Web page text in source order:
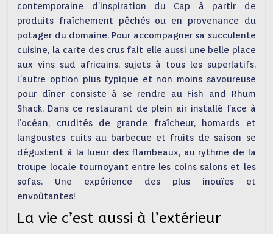
contemporaine d’inspiration du Cap à partir de
produits fraîchement pêchés ou en provenance du
potager du domaine. Pour accompagner sa succulente
cuisine, la carte des crus fait elle aussi une belle place
aux vins sud africains, sujets à tous les superlatifs.
L’autre option plus typique et non moins savoureuse
pour dîner consiste à se rendre au Fish and Rhum
Shack. Dans ce restaurant de plein air installé face à
l’océan, crudités de grande fraîcheur, homards et
langoustes cuits au barbecue et fruits de saison se
dégustent à la lueur des flambeaux, au rythme de la
troupe locale tournoyant entre les coins salons et les
sofas. Une expérience des plus inouïes et
envoûtantes!
La vie c’est aussi à l’extérieur